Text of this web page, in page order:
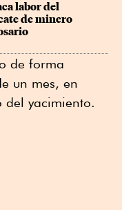
labor del
de minero
de forma
un mes, en
del yacimiento.